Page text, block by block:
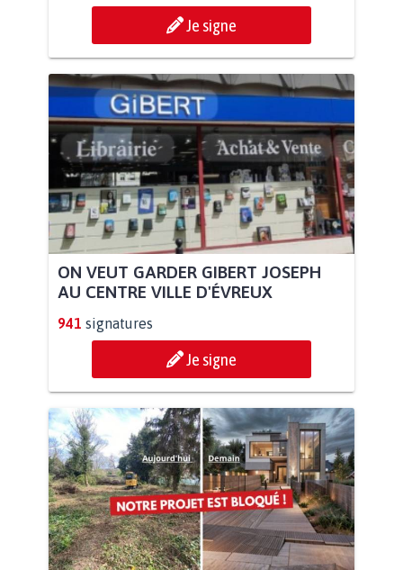
Je signe
ON VEUT GARDER GIBERT JOSEPH
AU CENTRE VILLE D'ÉVREUX
941 signatures
Je signe